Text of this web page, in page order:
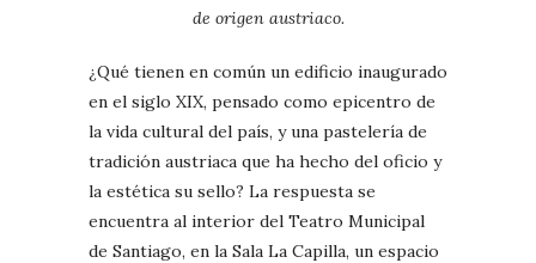
de origen austriaco.
¿Qué tienen en común un edificio inaugurado
en el siglo XIX, pensado como epicentro de
la vida cultural del país, y una pastelería de
tradición austriaca que ha hecho del oficio y
la estética su sello? La respuesta se
encuentra al interior del Teatro Municipal
de Santiago, en la Sala La Capilla, un espacio